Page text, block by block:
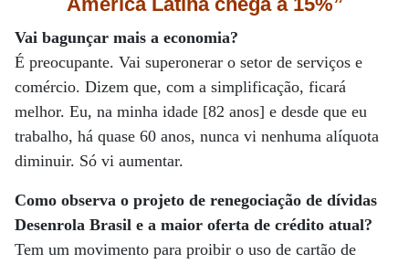
Vai bagunçar mais a economia?
É preocupante. Vai superonerar o setor de serviços e
comércio. Dizem que, com a simplificação, ficará
melhor. Eu, na minha idade [82 anos] e desde que eu
trabalho, há quase 60 anos, nunca vi nenhuma alíquota
diminuir. Só vi aumentar.
Como observa o projeto de renegociação de dívidas
Desenrola Brasil e a maior oferta de crédito atual?
Tem um movimento para proibir o uso de cartão de